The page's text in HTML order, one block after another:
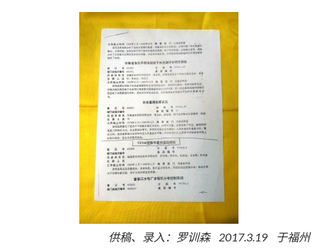
供稿、录入：罗训森 2017.3.19 于福州